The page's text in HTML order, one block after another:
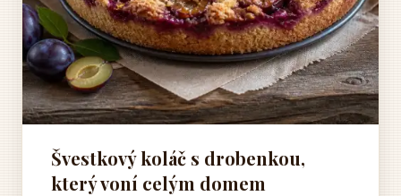
Švestkový koláč s drobenkou,
který voní celým domem